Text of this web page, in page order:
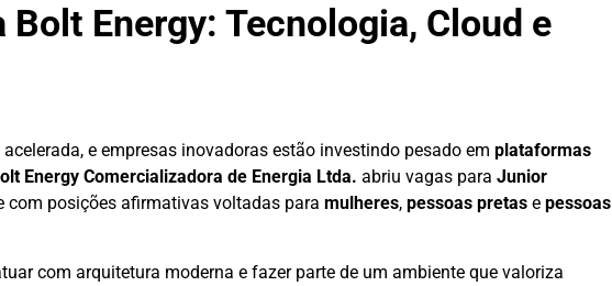
Energy: Tecnologia, Cloud e
e empresas inovadoras estão investindo pesado em plataformas
Energy Comercializadora de Energia Ltda. abriu vagas para Junior
com posições afirmativas voltadas para mulheres, pessoas pretas e pessoas
com arquitetura moderna e fazer parte de um ambiente que valoriza